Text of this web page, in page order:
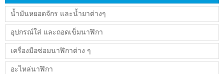
น้ำมันหยอดจักร และน้ำยาต่างๆ
อุปกรณ์ใส่ และถอดเข็มนาฬิกา
เครื่องมือซ่อมนาฬิกาต่าง ๆ
อะไหล่นาฬิกา